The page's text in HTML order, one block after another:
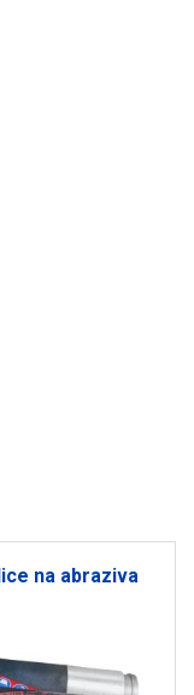
na abraziva